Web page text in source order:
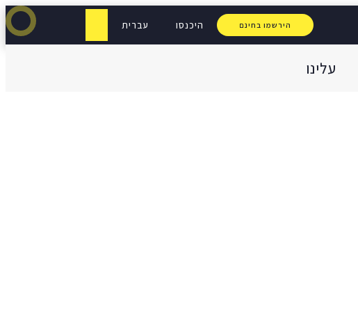
הירשמו בחינם היכנסו עברית
עלינו